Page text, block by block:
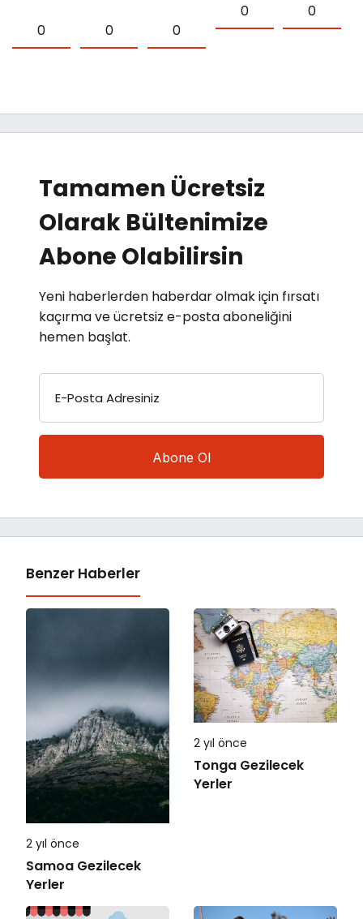
0 0 0
0 0
Tamamen Ücretsiz
Olarak Bültenimize
Abone Olabilirsin
Yeni haberlerden haberdar olmak için fırsatı
kaçırma ve ücretsiz e-posta aboneliğini
hemen başlat.
E-Posta Adresiniz
Benzer Haberler
2 yıl önce
Samoa Gezilecek
Yerler
2 yıl önce
Tonga Gezilecek
Yerler